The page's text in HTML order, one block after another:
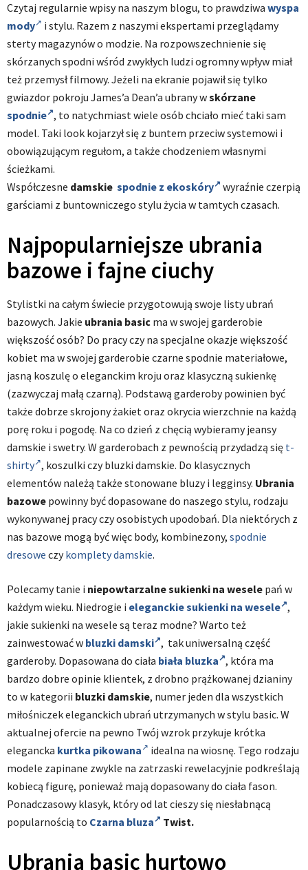
Czytaj regularnie wpisy na naszym blogu, to prawdziwa wyspa
mody
i stylu. Razem z naszymi ekspertami przeglądamy
sterty magazynów o modzie. Na rozpowszechnienie się
skórzanych spodni wśród zwykłych ludzi ogromny wpływ miał
też przemysł filmowy. Jeżeli na ekranie pojawił się tylko
gwiazdor pokroju James’a Dean’a ubrany wskórzane
spodnie , to natychmiast wiele osób chciało mieć taki sam
model. Taki look kojarzył się z buntem przeciw systemowi i
obowiązującym regułom, a także chodzeniem własnymi
ścieżkami.
Współczesne damskie spodnie z ekoskóry
wyraźnie czerpią
garściami z buntowniczego stylu życia w tamtych czasach.
Najpopularniejsze ubrania
bazowe i fajne ciuchy
Stylistki na całym świecie przygotowują swoje listy ubrań
bazowych. Jakie ubrania basic ma w swojej garderobie
większość osób? Do pracy czy na specjalne okazje większość
kobiet ma w swojej garderobie czarne spodnie materiałowe,
jasną koszulę o eleganckim kroju oraz klasyczną sukienkę
(zazwyczaj małą czarną). Podstawą garderoby powinien być
także dobrze skrojony żakiet oraz okrycia wierzchnie na każdą
porę roku i pogodę. Na co dzień z chęcią wybieramy jeansy
damskie i swetry. W garderobach z pewnością przydadzą się t-
shirty , koszulki czy bluzki damskie. Do klasycznych
elementów należą także stonowane bluzy i legginsy. Ubrania
bazowe powinny być dopasowane do naszego stylu, rodzaju
wykonywanej pracy czy osobistych upodobań. Dla niektórych z
nas bazowe mogą być więc body, kombinezony, spodnie
dresowe czykomplety damskie.
Polecamy tanie i niepowtarzalne sukienki na wesele pań w
każdym wieku. Niedrogie i eleganckie sukienki na wesele ,
jakie sukienki na wesele są teraz modne? Warto też
zainwestować w bluzki damski , tak uniwersalną część
garderoby. Dopasowana do ciała biała bluzka , która ma
bardzo dobre opinie klientek, z drobno prążkowanej dzianiny
to w kategorii bluzki damskie, numer jeden dla wszystkich
miłośniczek eleganckich ubrań utrzymanych w stylu basic. W
aktualnej ofercie na pewno Twój wzrok przykuje krótka
elegancka kurtka pikowana
idealna na wiosnę. Tego rodzaju
modele zapinane zwykle na zatrzaski rewelacyjnie podkreślają
kobiecą figurę, ponieważ mają dopasowany do ciała fason.
Ponadczasowy klasyk, który od lat cieszy się niesłabnącą
popularnością to Czarna bluza Twist.
Ubrania basic hurtowo